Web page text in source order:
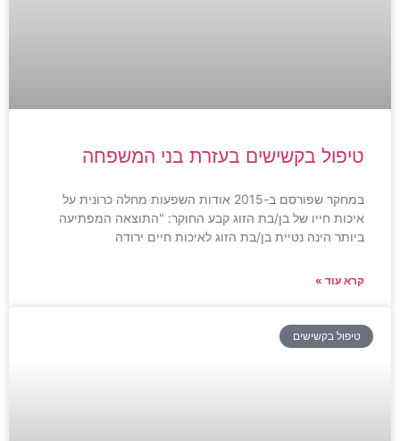
טיפול בקשישים בעזרת בני המשפחה
במחקר שפורסם ב-2015 אודות השפעות מחלה כרונית על
איכות חייו של בן/בת הזוג קבע החוקר: "התוצאה המפתיעה
ביותר הינה נטיית בן/בת הזוג לאיכות חיים ירודה
קרא עוד »
טיפול בקשישים